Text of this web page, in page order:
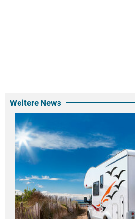
Weitere News